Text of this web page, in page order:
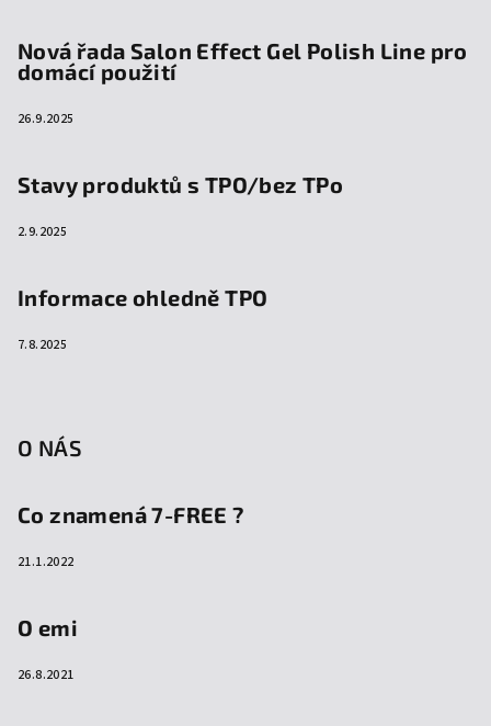
Nová řada Salon Effect Gel Polish Line pro
domácí použití
26.9.2025
Stavy produktů s TPO/bez TPo
2.9.2025
Informace ohledně TPO
7.8.2025
O NÁS
Co znamená 7-FREE ?
21.1.2022
O emi
26.8.2021